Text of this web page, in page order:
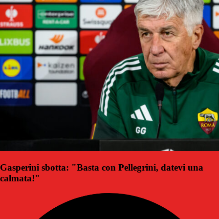
Gasperini sbotta: "Basta con Pellegrini, datevi una
calmata!"